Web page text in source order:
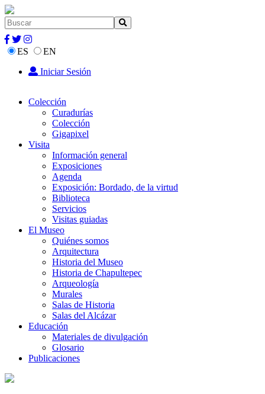
ES
EN
Iniciar Sesión
Colección
Curadurías
Colección
Gigapixel
Visita
Información general
Exposiciones
Agenda
Exposición: Bordado, de la virtud
Biblioteca
Servicios
Visitas guiadas
El Museo
Quiénes somos
Arquitectura
Historia del Museo
Historia de Chapultepec
Arqueología
Murales
Salas de Historia
Salas del Alcázar
Educación
Materiales de divulgación
Glosario
Publicaciones